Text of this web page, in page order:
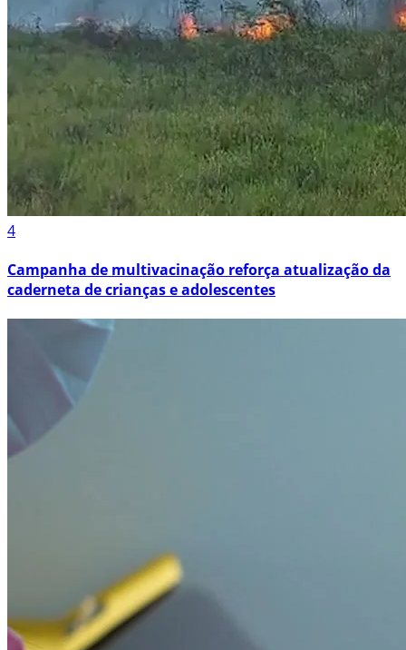
4
Campanha de multivacinação reforça atualização da
caderneta de crianças e adolescentes